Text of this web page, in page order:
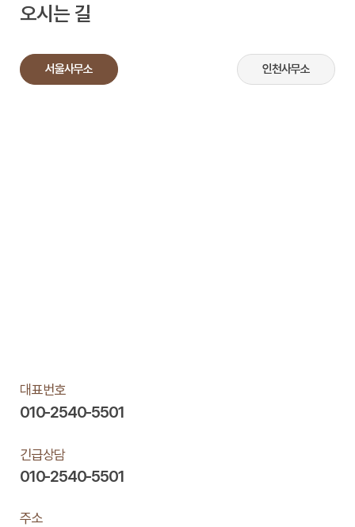
오시는 길
서울사무소 인천사무소
대표번호
010-2540-5501
긴급상담
010-2540-5501
주소